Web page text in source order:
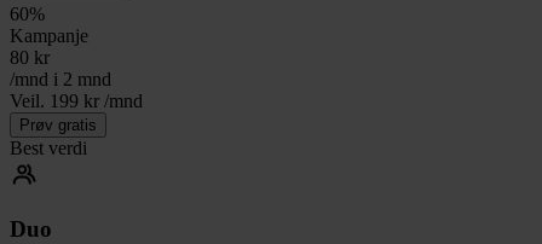
60%
Kampanje
80 kr
/mnd i 2 mnd
Veil. 199 kr /mnd
Prøv gratis
Best verdi
Duo